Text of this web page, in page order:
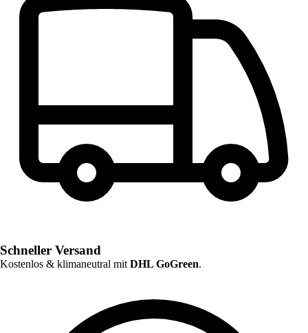
Schneller Versand
Kostenlos & klimaneutral mit DHL GoGreen.